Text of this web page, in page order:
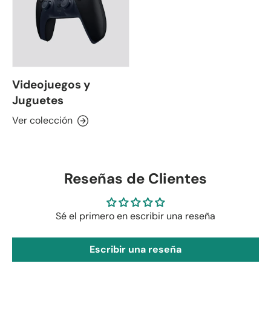
Videojuegos y
Juguetes
Ver colección
Reseñas de Clientes
Sé el primero en escribir una reseña
Escribir una reseña